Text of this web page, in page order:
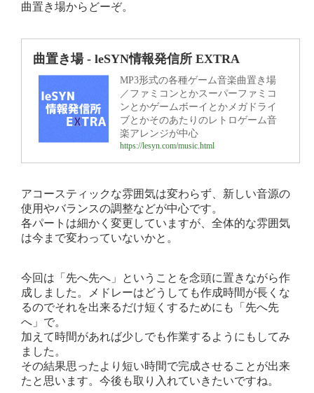
曲置き場からどーぞ。
曲置き場 - leSYN情報発信所 EXTRA
MP3形式の各種ゲーム音楽曲置き場
／ファミコンとかスーパーファミコ
ンとかゲームボーイとかメガドライ
ブとかそのあたりのレトロゲーム音
楽アレンジが中心
https://lesyn.com/music.html
アコースティックな雰囲気は変わらず、新しい音源の
使用やバランスの調整などが中心です。
各パートは細かく変更していますが、全体的な雰囲気
は今まで変わっていないかと。
今回は「先へ先へ」ということを念頭に置きながら作
成しました。メドレーはどうしても作成時間が長くな
るのでそれを出来るだけ短くするためにも「先へ先
へ」で。
加えて時間があれば少しでも作業するようにもしてみ
ました。
その結果思ったより短い時間で完成させることが出来
たと思います。今後も取り入れていきたいですね。